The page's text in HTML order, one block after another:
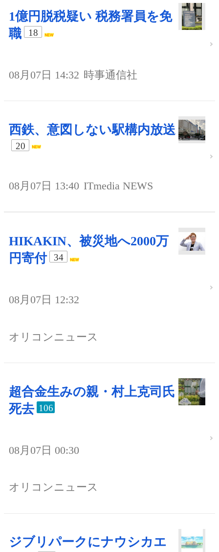
1億円脱税疑い 税務署員を免
職
18
08月07日 14:32 時事通信社
西鉄、意図しない駅構内放送
20
08月07日 13:40 ITmedia NEWS
HIKAKIN、被災地へ2000万
円寄付
34
08月07日 12:32
オリコンニュース
超合金生みの親・村上克司氏
死去 106
08月07日 00:30
オリコンニュース
ジブリパークにナウシカエ